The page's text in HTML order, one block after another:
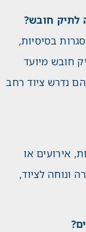
לתיק חובש?
בסיסיות,
חובש מיועד
נדרש ציוד רחב
אירועים או
ונוחה לציוד,